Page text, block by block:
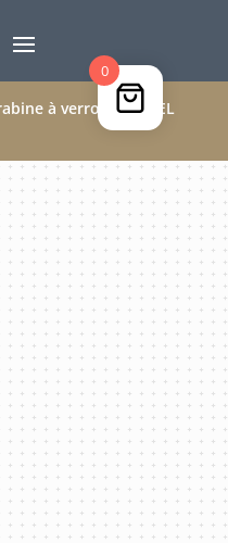
à verrou CITADEL
VENDU
0